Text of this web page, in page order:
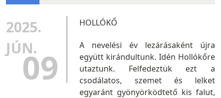
2025.
JÚN.09
HOLLÓKŐ
A nevelési év lezárásaként újra
együtt kirándultunk. Idén Hollókőre
utaztunk. Felfedeztük ezt a
csodálatos, szemet és lelket
egyaránt gyönyörködtető kis falut,